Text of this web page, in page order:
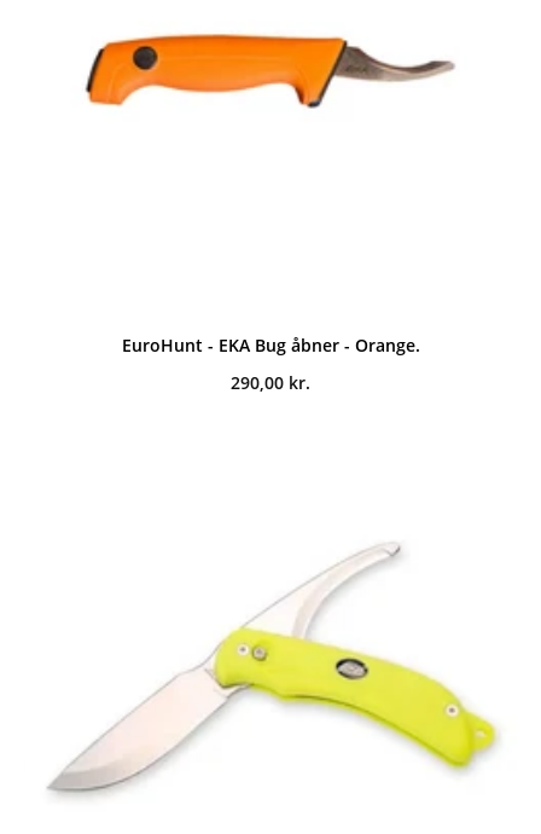
EuroHunt - EKA Bug åbner - Orange.
290,00 kr.